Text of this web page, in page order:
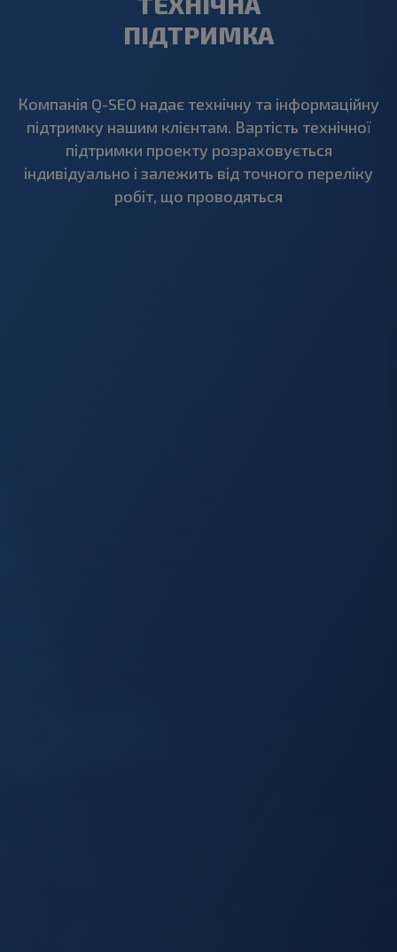
ПІДТРИМКА
Компанія Q-SEO надає технічну та інформаційну
підтримку нашим клієнтам. Вартість технічної
підтримки проекту розраховується
індивідуально і залежить від точного переліку
робіт, що проводяться